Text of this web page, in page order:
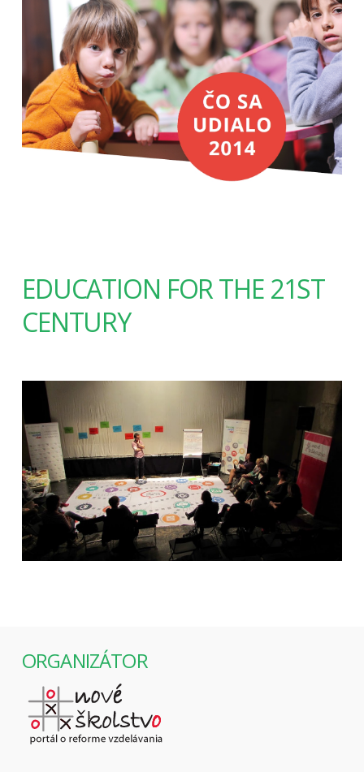
EDUCATION FOR THE 21ST
CENTURY
ORGANIZÁTOR